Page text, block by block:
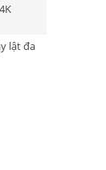
lật đa
và có